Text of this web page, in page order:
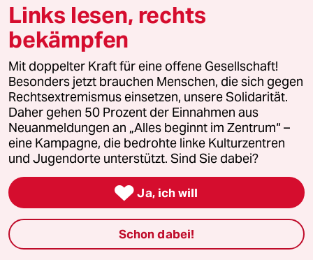
Erwähnung im Text gibt allerdings Rätsel auf.
Gerade erschien ein Artikel mit der ironischen
Überschrift:" die Boomer sind an Allem schuld".
Der obige Artikel spart die Ironie aus und
erzeugt ein neues Feindbild.
Da eine Mehrheit der Zuschauer älter waren,
sind die Boomer also potentiell rechts. Das ist
wohl eine eher unwissenschaftliche
Herangehensweise.
Es handelt sich hierbei um
Altersdiskriminierung.
Leider haben laut Umfragen viele Jüngere
Links lesen, rechts
bekämpfen
Mit doppelter Kraft für eine offene Gesellschaft!
Besonders jetzt brauchen Menschen, die sich gegen
Rechtsextremismus einsetzen, unsere Solidarität.
Daher gehen 50 Prozent der Einnahmen aus
Neuanmeldungen an „Alles beginnt im Zentrum“ –
eine Kampagne, die bedrohte linke Kulturzentren
und Jugendorte unterstützt. Sind Sie dabei?
 Ja, ich will
Schon dabei!